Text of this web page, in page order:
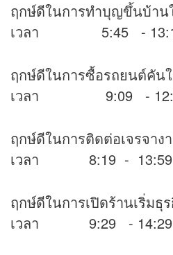
ฤกษ์ดีในการทำบุญขึ้นบ้าน
เวลา 5:45 -
ฤกษ์ดีในการซื้อรถยนต์คัน
เวลา 9:09 -
ฤกษ์ดีในการติดต่อเจรจาง
เวลา 8:19 - 13:59
ฤกษ์ดีในการเปิดร้านเริ่มธุ
เวลา 9:29 - 14:29